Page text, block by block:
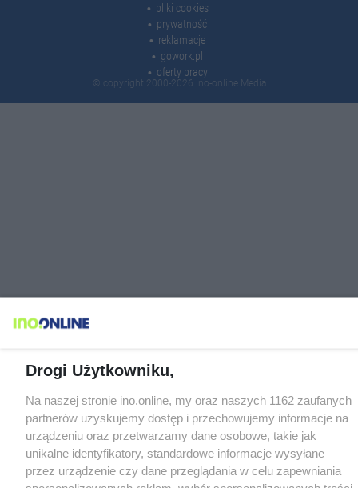
pliki cookies
prywatność
reklamacje
gowork.pl
oferty pracy
© copyright 2000-2026 Ino-online Media
Drogi Użytkowniku,
Na naszej stronie ino.online, my oraz naszych 1162 zaufanych
partnerów uzyskujemy dostęp i przechowujemy informacje na
urządzeniu oraz przetwarzamy dane osobowe, takie jak
unikalne identyfikatory, standardowe informacje wysyłane
przez urządzenie czy dane przeglądania w celu zapewniania